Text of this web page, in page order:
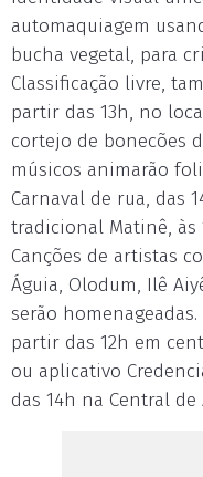
automaquiagem
bucha vegetal, para
Classificação livre,
partir das 13h, no
cortejo de bonecões
músicos animarão
Carnaval de rua, das
tradicional Matinê, às
Canções de artistas
Águia, Olodum, Ilê
serão
partir das 12h em
ou aplicativo
das 14h na Central